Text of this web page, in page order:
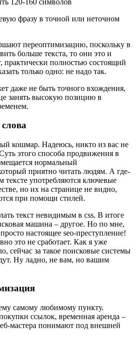
фразу в точной или неточном
переоптимизацию, поскольку в
больше текста, то они это и
практически полностью состоящий
только одно: не надо так.
даже не быть точного вхождения,
занять высокую позицию в
кошмар. Надеюсь, никто из вас не
этого способа продвижения в
нормальный
приятно читать людям. А где-
тексте употребляются ключевые
но их на странице не видно,
при помощи стилей.
текст невидимым в css. В итоге
машина – другое. Но по мне,
настоящее seo-преступление!
это не сработает. Как я уже
сейчас за такое поисковые системы
Ну ладно, не вам, но вашим
самому любимому пункту.
ссылок, временная аренда –
мастера понимают под внешней